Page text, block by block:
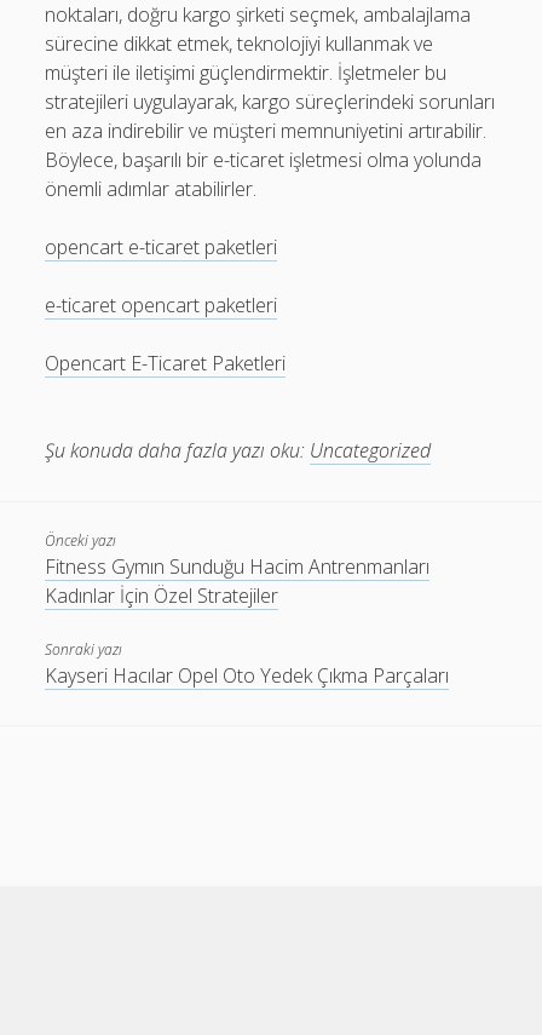
noktaları, doğru kargo şirketi seçmek, ambalajlama
sürecine dikkat etmek, teknolojiyi kullanmak ve
müşteri ile iletişimi güçlendirmektir. İşletmeler bu
stratejileri uygulayarak, kargo süreçlerindeki sorunları
en aza indirebilir ve müşteri memnuniyetini artırabilir.
Böylece, başarılı bir e-ticaret işletmesi olma yolunda
önemli adımlar atabilirler.
opencart e-ticaret paketleri
e-ticaret opencart paketleri
Opencart E-Ticaret Paketleri
Şu konuda daha fazla yazı oku: Uncategorized
Önceki yazı
Fitness Gymın Sunduğu Hacim Antrenmanları
Kadınlar İçin Özel Stratejiler
Sonraki yazı
Kayseri Hacılar Opel Oto Yedek Çıkma Parçaları